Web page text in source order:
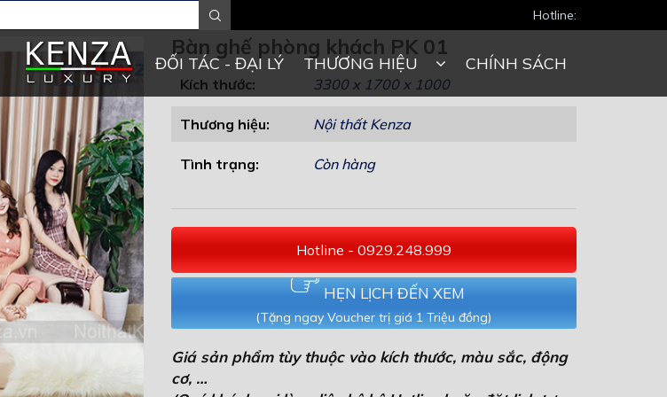
Hotline:
ĐỐI TÁC - ĐẠI LÝ THƯƠNG HIỆU CHÍNH SÁCH
Bàn ghế phòng khách PK 01
Kích thước: 3300 x 1700 x 1000
Thương hiệu: Nội thất Kenza
Tình trạng: Còn hàng
Hotline - 0929.248.999
HẸN LỊCH ĐẾN XEM
(Tặng ngay Voucher trị giá 1 Triệu đồng)
Giá sản phẩm tùy thuộc vào kích thước, màu sắc, động
cơ, …